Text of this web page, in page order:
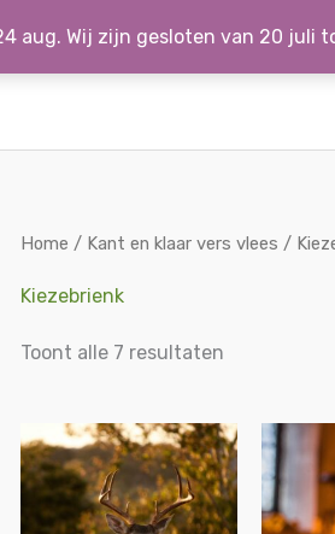
aug. Wij zijn gesloten van 20 juli
Home / Kant en klaar vers vlees /
Kiezebrienk
Toont alle 7 resultaten
Prijsklasse:
€5.50
tot
€9.75